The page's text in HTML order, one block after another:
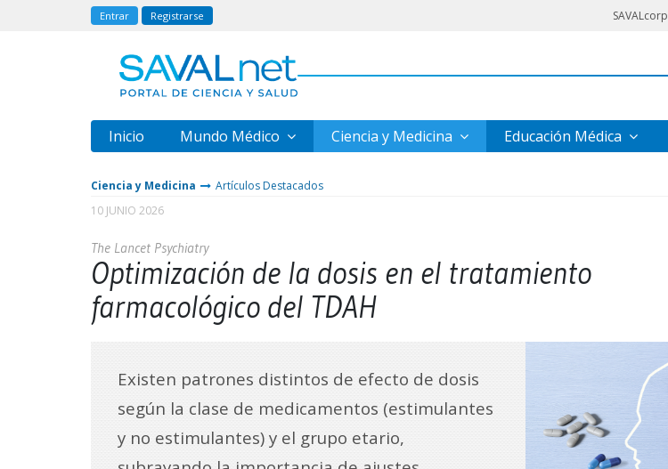
Entrar Registrarse SAVALcorp
Inicio Mundo Médico Ciencia y Medicina Educación Médica
Ciencia y Medicina
Artículos Destacados
10 JUNIO 2026
The Lancet Psychiatry
Optimización de la dosis en el tratamiento
farmacológico del TDAH
Existen patrones distintos de efecto de dosis
según la clase de medicamentos (estimulantes
y no estimulantes) y el grupo etario,